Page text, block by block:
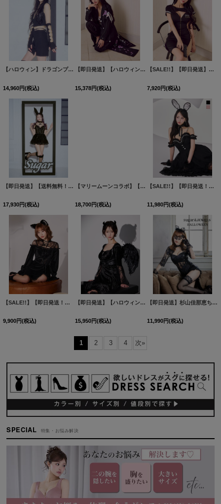
【ハロウィン】ドラゴンプリントチャイナセットアップ 【コスプレ5点セット】【XS-Lサイズ/1カラー】(SE01YN)[HC03]
14,960円(税込)
【即日発送】【ハロウィン】特攻服コスプレセット【コスプレ4点セット】【S-XLサイズ/8カラー】[HC03]
15,378円(税込)
【SALE!!】【即日発送】【ハロウィン】ジップポリスワンピース【コスプレ2点セット】【XS-XLサイズ/1カラー】[HC03-Bg]
7,920円(税込)
【即日発送】【送料無料！】【マリームーンコラボ】【ハロウィン】2wayハーネスネックバニー【コスプレ6点セット】【XS-Lサイズ/3カラー】[HC03]
17,930円(税込)
【マリームーンコラボ】【ハロウィン】ビスチェセットアップキャットコスプレ【コスプレ7点セット】【XS-Lサイズ/2カラー】【一部予約/9月中旬発送予定】[HC03]
18,700円(税込)
【SALE!!】【即日発送！】【ハロウィン】 バニーショートインロングワンピース 【コスプレ5点セット】【XS-XLサイズ/2カラー】[HC03]
11,980円(税込)
【SALE!!】【即日発送！】【ハロウィン】ブラックキャットベロアワンピース 【コスプレ3点セット】[HC03]
9,900円(税込)
【即日発送】【ハロウィン】ハーネスデビルベロアワンピース【コスプレ5点セット】【XS-XLサイズ/1カラー】[HC03]
15,950円(税込)
【即日発送】杉山佳那恵ちゃんコラボ☆黒猫コスプレ【sugar nineハロウィン6点セット】【S-Mサイズ/1カラー】[HC03]
11,990円(税込)
1 2 3 4 次»
SPECIAL 特集・お悩み解決